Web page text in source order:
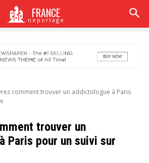
FRANCE
neportage
comment trouver un addictologue à Paris
trouver un
Paris pour un suivi sur